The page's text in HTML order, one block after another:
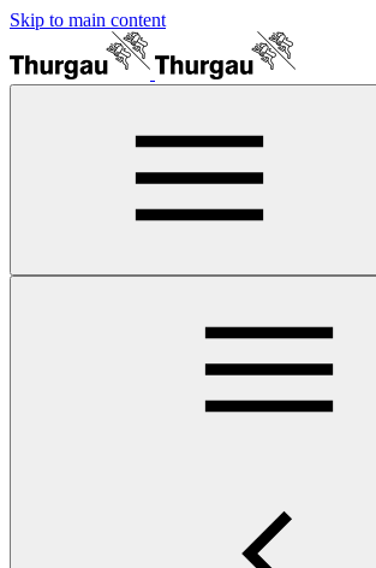
Skip to main content